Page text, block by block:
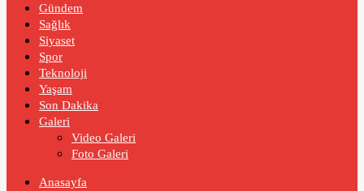
Gündem
Sağlık
Siyaset
Spor
Teknoloji
Yaşam
Son Dakika
Galeri
Video Galeri
Foto Galeri
Anasayfa